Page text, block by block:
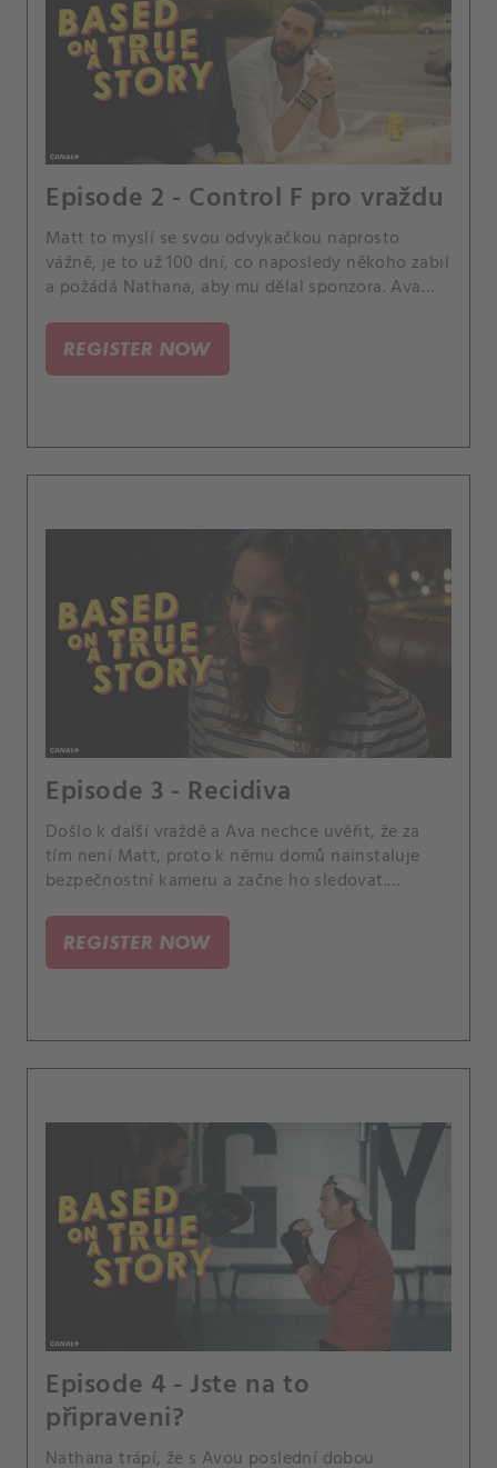
Episode 2 - Control F pro vraždu
Matt to myslí se svou odvykačkou naprosto
vážně, je to už 100 dní, co naposledy někoho zabil
a požádá Nathana, aby mu dělal sponzora. Ava
jednu podmínku - její sestra si musí najít nějaké
nové kamarády.
REGISTER NOW
Episode 3 - Recidiva
Došlo k další vraždě a Ava nechce uvěřit, že za
tím není Matt, proto k němu domů nainstaluje
bezpečnostní kameru a začne ho sledovat.
Ava i Matt musí smířit s tím, že je ve městě další
vrah.
REGISTER NOW
Episode 4 - Jste na to
připraveni?
Nathana trápí, že s Avou poslední dobou